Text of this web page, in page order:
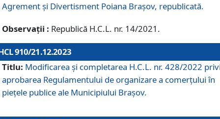
Agrement și Divertisment Poiana Brașov, republicată.
Observații : Republică H.C.L. nr. 14/2021.
910/21.12.2023
Titlu: Modificarea și completarea H.C.L. nr. 428/2022
aprobarea Regulamentului de organizare a comerțului în
piețele publice ale Municipiului Braşov.